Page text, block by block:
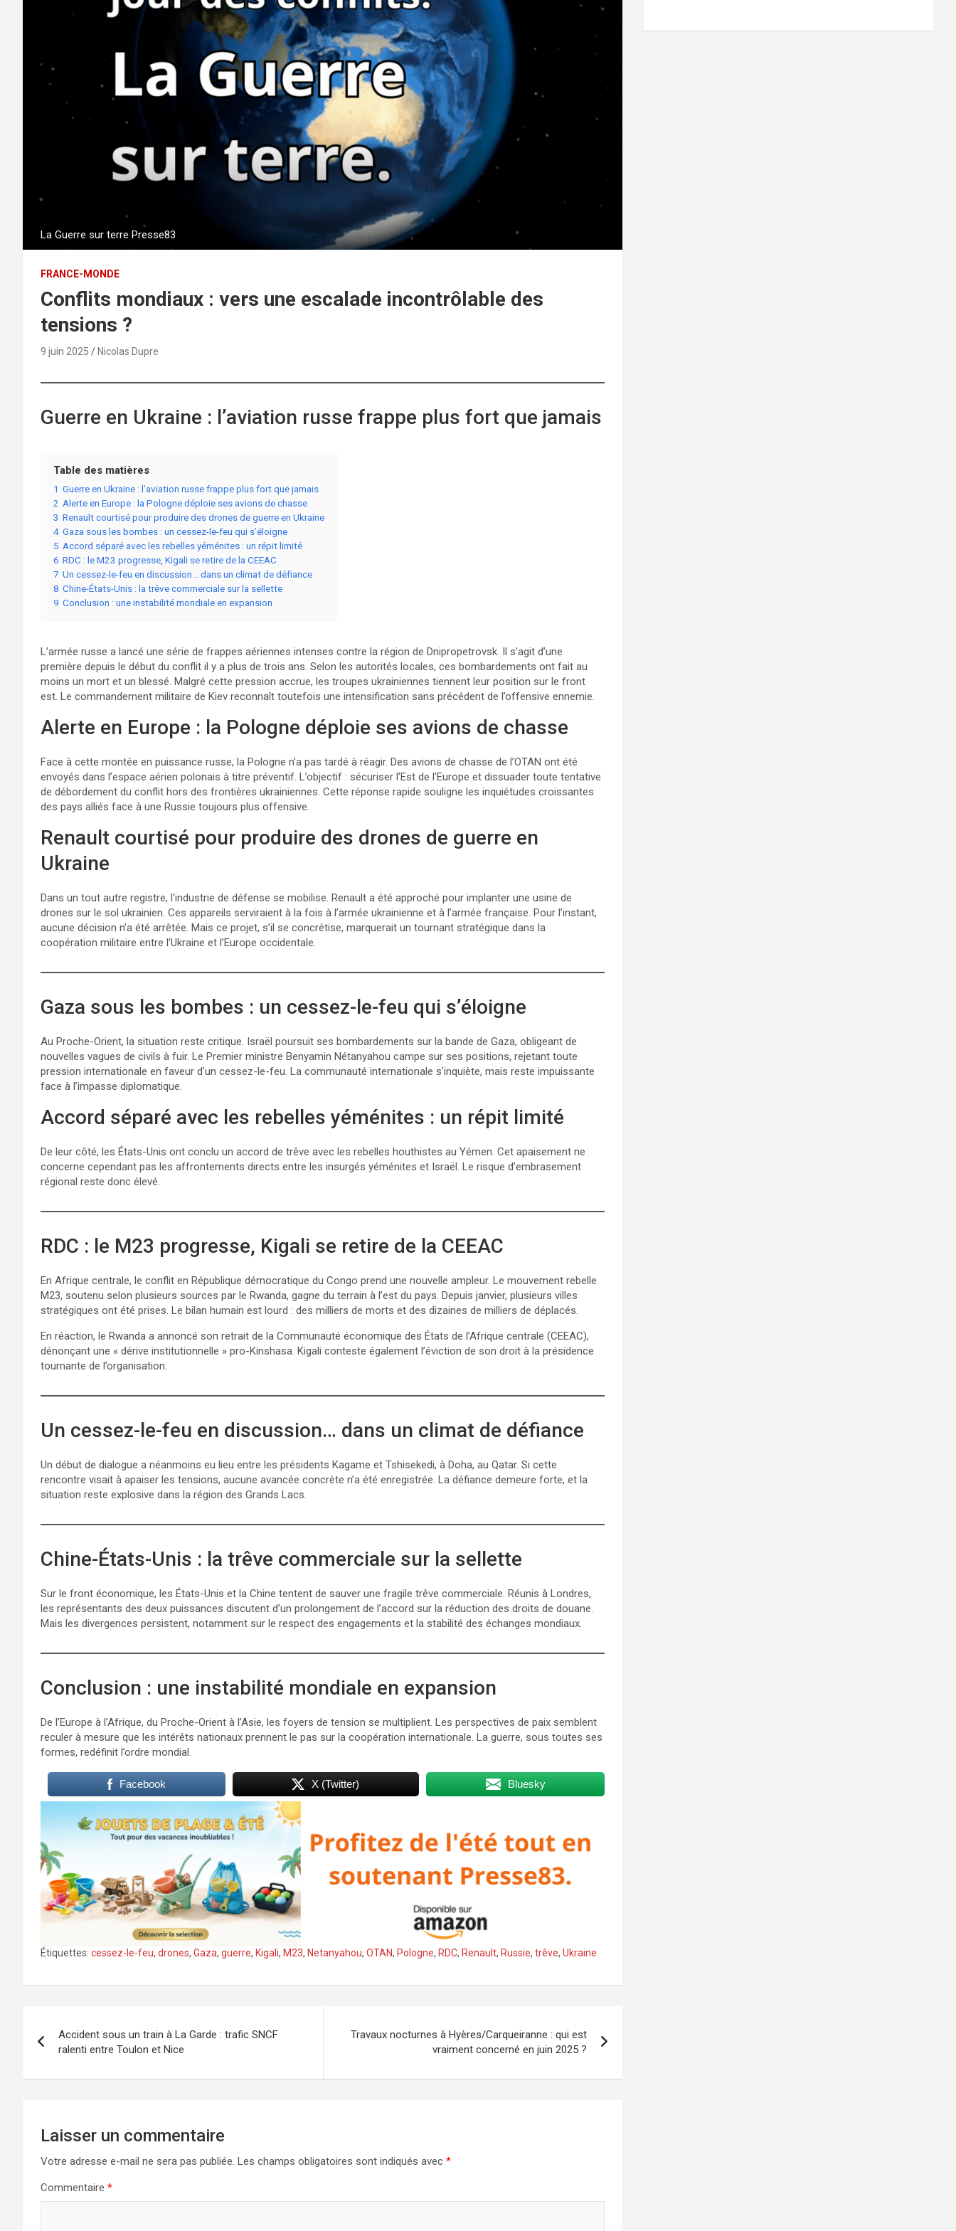
La Guerre sur terre Presse83
FRANCE-MONDE
Conflits mondiaux : vers une escalade incontrôlable des
tensions ?
9 juin 2025 Nicolas Dupre
Guerre en Ukraine : l’aviation russe frappe plus fort que jamais
Table des matières
1 Guerre en Ukraine : l’aviation russe frappe plus fort que jamais
2 Alerte en Europe : la Pologne déploie ses avions de chasse
3 Renault courtisé pour produire des drones de guerre en Ukraine
4 Gaza sous les bombes : un cessez-le-feu qui s’éloigne
5 Accord séparé avec les rebelles yéménites : un répit limité
6 RDC : le M23 progresse, Kigali se retire de la CEEAC
7 Un cessez-le-feu en discussion… dans un climat de défiance
8 Chine-États-Unis : la trêve commerciale sur la sellette
9 Conclusion : une instabilité mondiale en expansion
L’armée russe a lancé une série de frappes aériennes intenses contre la région de Dnipropetrovsk. Il s’agit d’une
première depuis le début du conflit il y a plus de trois ans. Selon les autorités locales, ces bombardements ont fait au
moins un mort et un blessé. Malgré cette pression accrue, les troupes ukrainiennes tiennent leur position sur le front
est. Le commandement militaire de Kiev reconnaît toutefois une intensification sans précédent de l’offensive ennemie.
Alerte en Europe : la Pologne déploie ses avions de chasse
Face à cette montée en puissance russe, la Pologne n’a pas tardé à réagir. Des avions de chasse de l’OTAN ont été
envoyés dans l’espace aérien polonais à titre préventif. L’objectif : sécuriser l’Est de l’Europe et dissuader toute tentative
de débordement du conflit hors des frontières ukrainiennes. Cette réponse rapide souligne les inquiétudes croissantes
des pays alliés face à une Russie toujours plus offensive.
Renault courtisé pour produire des drones de guerre en
Ukraine
Dans un tout autre registre, l’industrie de défense se mobilise. Renault a été approché pour implanter une usine de
drones sur le sol ukrainien. Ces appareils serviraient à la fois à l’armée ukrainienne et à l’armée française. Pour l’instant,
aucune décision n’a été arrêtée. Mais ce projet, s’il se concrétise, marquerait un tournant stratégique dans la
coopération militaire entre l’Ukraine et l’Europe occidentale.
Gaza sous les bombes : un cessez-le-feu qui s’éloigne
Au Proche-Orient, la situation reste critique. Israël poursuit ses bombardements sur la bande de Gaza, obligeant de
nouvelles vagues de civils à fuir. Le Premier ministre Benyamin Nétanyahou campe sur ses positions, rejetant toute
pression internationale en faveur d’un cessez-le-feu. La communauté internationale s’inquiète, mais reste impuissante
face à l’impasse diplomatique.
Accord séparé avec les rebelles yéménites : un répit limité
De leur côté, les États-Unis ont conclu un accord de trêve avec les rebelles houthistes au Yémen. Cet apaisement ne
concerne cependant pas les affrontements directs entre les insurgés yéménites et Israël. Le risque d’embrasement
régional reste donc élevé.
RDC : le M23 progresse, Kigali se retire de la CEEAC
En Afrique centrale, le conflit en République démocratique du Congo prend une nouvelle ampleur. Le mouvement rebelle
M23, soutenu selon plusieurs sources par le Rwanda, gagne du terrain à l’est du pays. Depuis janvier, plusieurs villes
stratégiques ont été prises. Le bilan humain est lourd : des milliers de morts et des dizaines de milliers de déplacés.
En réaction, le Rwanda a annoncé son retrait de la Communauté économique des États de l’Afrique centrale (CEEAC),
dénonçant une « dérive institutionnelle » pro-Kinshasa. Kigali conteste également l’éviction de son droit à la présidence
tournante de l’organisation.
Un cessez-le-feu en discussion… dans un climat de défiance
Un début de dialogue a néanmoins eu lieu entre les présidents Kagame et Tshisekedi, à Doha, au Qatar. Si cette
rencontre visait à apaiser les tensions, aucune avancée concrète n’a été enregistrée. La défiance demeure forte, et la
situation reste explosive dans la région des Grands Lacs.
Chine-États-Unis : la trêve commerciale sur la sellette
Sur le front économique, les États-Unis et la Chine tentent de sauver une fragile trêve commerciale. Réunis à Londres,
les représentants des deux puissances discutent d’un prolongement de l’accord sur la réduction des droits de douane.
Mais les divergences persistent, notamment sur le respect des engagements et la stabilité des échanges mondiaux.
Conclusion : une instabilité mondiale en expansion
De l’Europe à l’Afrique, du Proche-Orient à l’Asie, les foyers de tension se multiplient. Les perspectives de paix semblent
reculer à mesure que les intérêts nationaux prennent le pas sur la coopération internationale. La guerre, sous toutes ses
formes, redéfinit l’ordre mondial.
Facebook X (Twitter) Bluesky
Étiquettes: cessez-le-feu, drones, Gaza, guerre, Kigali, M23, Netanyahou, OTAN, Pologne, RDC, Renault, Russie, trêve, Ukraine
de
l’article
Accident sous un train à La Garde : trafic SNCF
ralenti entre Toulon et Nice
Travaux nocturnes à Hyères/Carqueiranne : qui est
vraiment concerné en juin 2025 ?
Laisser un commentaire
Votre adresse e-mail ne sera pas publiée. Les champs obligatoires sont indiqués avec *
Commentaire *